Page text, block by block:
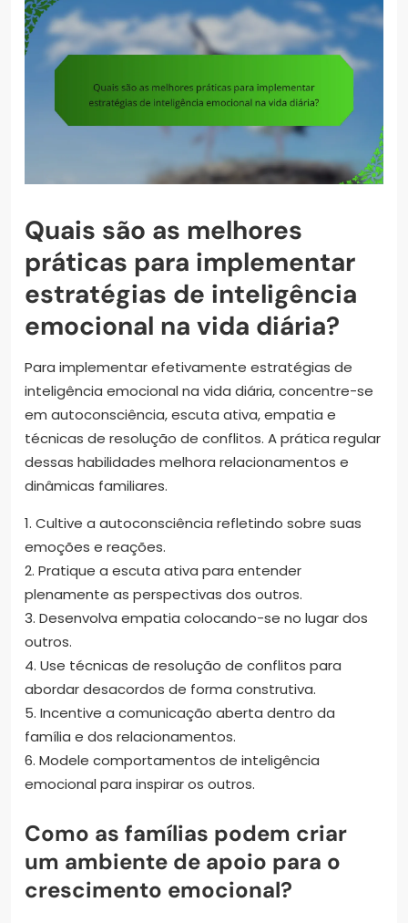
Quais são as melhores
práticas para implementar
estratégias de inteligência
emocional na vida diária?
Para implementar efetivamente estratégias de
inteligência emocional na vida diária, concentre-se
em autoconsciência, escuta ativa, empatia e
técnicas de resolução de conflitos. A prática regular
dessas habilidades melhora relacionamentos e
dinâmicas familiares.
1. Cultive a autoconsciência refletindo sobre suas
emoções e reações.
2. Pratique a escuta ativa para entender
plenamente as perspectivas dos outros.
3. Desenvolva empatia colocando-se no lugar dos
outros.
4. Use técnicas de resolução de conflitos para
abordar desacordos de forma construtiva.
5. Incentive a comunicação aberta dentro da
família e dos relacionamentos.
6. Modele comportamentos de inteligência
emocional para inspirar os outros.
Como as famílias podem criar
um ambiente de apoio para o
crescimento emocional?